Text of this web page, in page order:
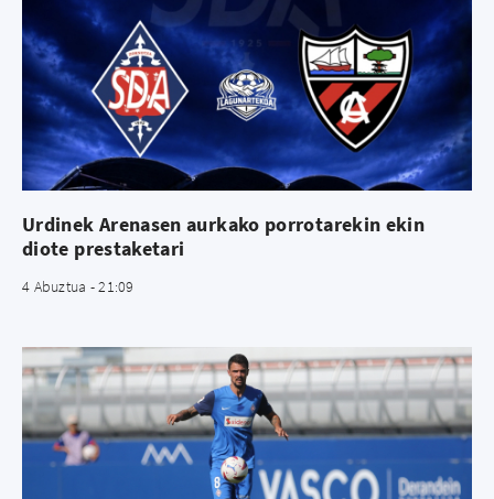
Urdinek Arenasen aurkako porrotarekin ekin
diote prestaketari
4 Abuztua - 21:09